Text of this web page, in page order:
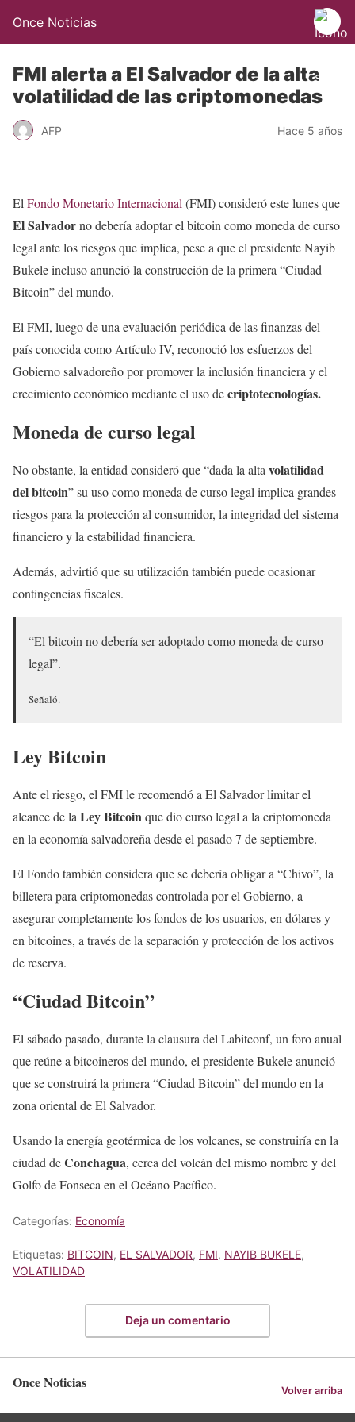
Once Noticias
FMI alerta a El Salvador de la alta
volatilidad de las criptomonedas
AFP Hace 5 años
El Fondo Monetario Internacional (FMI) consideró este lunes que
El Salvadorno debería adoptar el bitcoin como moneda de curso
legal ante los riesgos que implica, pese a que el presidente Nayib
Bukele incluso anunció la construcción de la primera “Ciudad
Bitcoin” del mundo.
El FMI, luego de una evaluación periódica de las finanzas del
país conocida como Artículo IV, reconoció los esfuerzos del
Gobierno salvadoreño por promover la inclusión financiera y el
crecimiento económico mediante el uso decriptotecnologías.
Moneda de curso legal
No obstante, la entidad consideró que “dada la alta volatilidad
del bitcoin” su uso como moneda de curso legal implica grandes
riesgos para la protección al consumidor, la integridad del sistema
financiero y la estabilidad financiera.
Además, advirtió que su utilización también puede ocasionar
contingencias fiscales.
“El bitcoin no debería ser adoptado como moneda de curso
legal”.
Señaló.
Ley Bitcoin
Ante el riesgo, el FMI le recomendó a El Salvador limitar el
alcance de la Ley Bitcoinque dio curso legal a la criptomoneda
en la economía salvadoreña desde el pasado 7 de septiembre.
El Fondo también considera que se debería obligar a “Chivo”, la
billetera para criptomonedas controlada por el Gobierno, a
asegurar completamente los fondos de los usuarios, en dólares y
en bitcoines, a través de la separación y protección de los activos
de reserva.
“Ciudad Bitcoin”
El sábado pasado, durante la clausura del Labitconf, un foro anual
que reúne a bitcoineros del mundo, el presidente Bukele anunció
que se construirá la primera “Ciudad Bitcoin” del mundo en la
zona oriental de El Salvador.
Usando la energía geotérmica de los volcanes, se construiría en la
ciudad deConchagua, cerca del volcán del mismo nombre y del
Golfo de Fonseca en el Océano Pacífico.
Categorías: Economía
Etiquetas: BITCOIN, EL SALVADOR, FMI, NAYIB BUKELE,
VOLATILIDAD
Deja un comentario
Once Noticias Volver arriba